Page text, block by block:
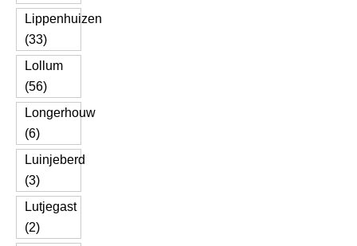
Lippenhuizen
(33)
Lollum
(56)
Longerhouw
(6)
Luinjeberd
(3)
Lutjegast
(2)